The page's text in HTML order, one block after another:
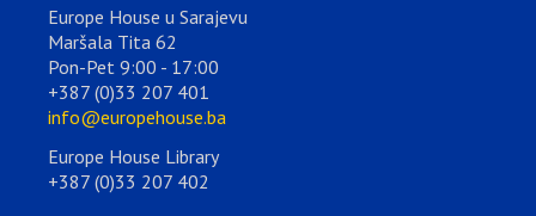
Europe House u Sarajevu
Maršala Tita 62
Pon-Pet 9:00 - 17:00
+387 (0)33 207 401
info@europehouse.ba
Europe House Library
+387 (0)33 207 402